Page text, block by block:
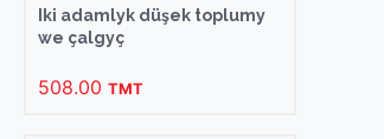
Iki adamlyk düşek toplumy
we çalgyç
508.00 TMT